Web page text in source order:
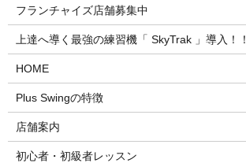
フランチャイズ店舗募集中
上達へ導く最強の練習機「 SkyTrak 」導入！！
HOME
Plus Swingの特徴
店舗案内
初心者・初級者レッスン